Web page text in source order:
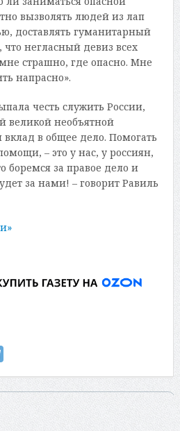
вызволять людей из лап
доставлять гуманитарный
что негласный девиз всех
страшно, где опасно. Мне
напрасно».
честь служить России,
великой необъятной
в общее дело. Помогать
– это у нас, у россиян,
боремся за правое дело и
за нами! – говорит Равиль